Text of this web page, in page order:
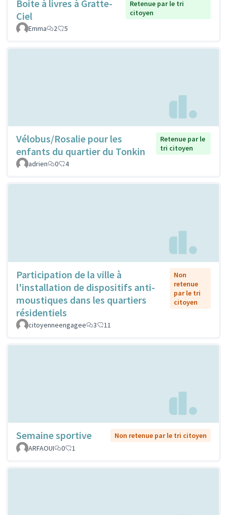
Boite à livres à Gratte-
Ciel
Retenue par le tri
citoyen
Emma
2 5
Vélobus/Rosalie pour les
enfants du quartier du Tonkin
Retenue par le
tri citoyen
adrien
0 4
Participation de la ville à
l'installation de dispositifs anti-
moustiques dans les quartiers
résidentiels
Non
retenue
par le tri
citoyen
citoyenneengagee 3 11
Semaine sportive
Non retenue par le tri citoyen
ARFAOUI
0 1